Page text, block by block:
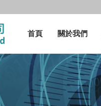
首頁 關於我們